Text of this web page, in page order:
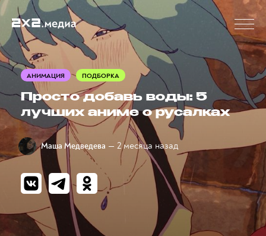
АНИМАЦИЯ ПОДБОРКА
Просто добавь воды: 5
лучших аниме о русалках
Маша Медведева — 2 месяца назад